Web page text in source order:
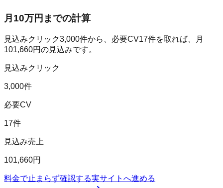
月10万円までの計算
見込みクリック3,000件から、必要CV17件を取れば、月
101,660円の見込みです。
見込みクリック
3,000件
必要CV
17件
見込み売上
101,660円
料金で止まらず確認する実サイトへ進める